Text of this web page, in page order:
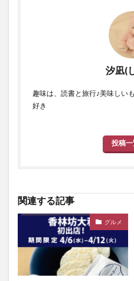
汐凪(
趣味は、読書と旅行♪美味しい
好き
投稿
関連する記事
グルメ